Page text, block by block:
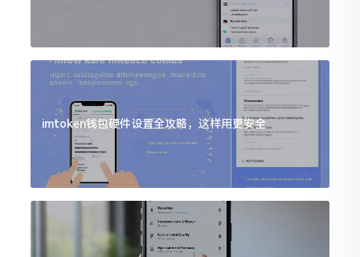
imtoken钱包硬件设置全攻略，这样用更安全